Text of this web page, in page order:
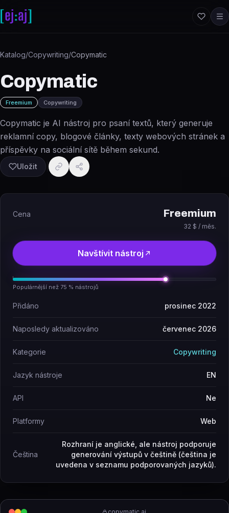
Katalog/Copywriting/Copymatic
Copymatic
Freemium Copywriting
Copymatic je AI nástroj pro psaní textů, který generuje
reklamní copy, blogové články, texty webových stránek a
příspěvky na sociální sítě během sekund.
Uložit
Cena Freemium
32 $ / měs.
Navštívit nástroj
Populárnější než 75 % nástrojů
Přidáno prosinec 2022
Naposledy aktualizováno červenec 2026
Kategorie Copywriting
Jazyk nástroje EN
API Ne
Platformy Web
Čeština
Rozhraní je anglické, ale nástroj podporuje
generování výstupů v češtině (čeština je
uvedena v seznamu podporovaných jazyků).